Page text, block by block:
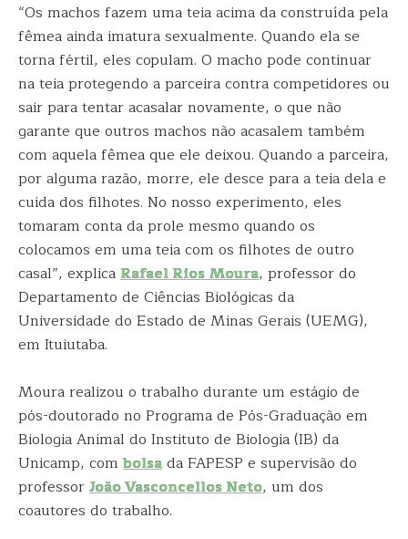
“Os machos fazem uma teia acima da construída pela
fêmea ainda imatura sexualmente. Quando ela se
torna fértil, eles copulam. O macho pode continuar
na teia protegendo a parceira contra competidores ou
sair para tentar acasalar novamente, o que não
garante que outros machos não acasalem também
com aquela fêmea que ele deixou. Quando a parceira,
por alguma razão, morre, ele desce para a teia dela e
cuida dos filhotes. No nosso experimento, eles
tomaram conta da prole mesmo quando os
colocamos em uma teia com os filhotes de outro
casal”, explicaRafael Rios Moura, professor do
Departamento de Ciências Biológicas da
Universidade do Estado de Minas Gerais (UEMG),
em Ituiutaba.
Moura realizou o trabalho durante um estágio de
pós-doutorado no Programa de Pós-Graduação em
Biologia Animal do Instituto de Biologia (IB) da
Unicamp, com bolsada FAPESP e supervisão do
professorJoão Vasconcellos Neto, um dos
coautores do trabalho.